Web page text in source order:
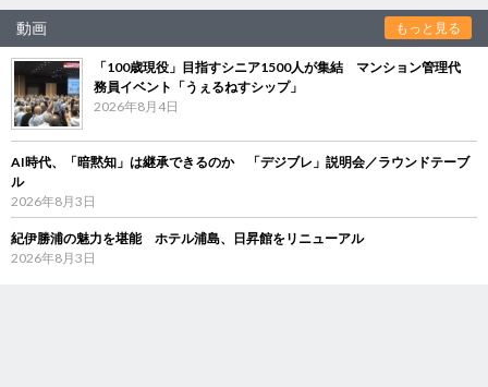
動画 もっと見る
「100歳現役」目指すシニア1500人が集結 マンション管理代
務員イベント「うぇるねすシップ」
2026年8月4日
AI時代、「暗黙知」は継承できるのか 「デジブレ」説明会／ラウンドテーブ
ル
2026年8月3日
紀伊勝浦の魅力を堪能 ホテル浦島、日昇館をリニューアル
2026年8月3日